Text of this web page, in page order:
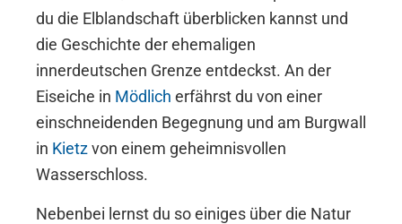
du die Elblandschaft überblicken kannst und
die Geschichte der ehemaligen
innerdeutschen Grenze entdeckst. An der
Eiseiche in Mödlich erfährst du von einer
einschneidenden Begegnung und am Burgwall
in Kietz von einem geheimnisvollen
Wasserschloss.
Nebenbei lernst du so einiges über die Natur